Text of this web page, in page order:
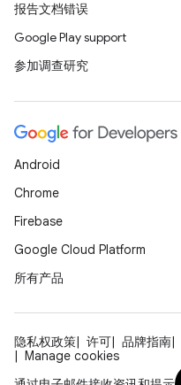
报告文档错误
Google Play support
参加调查研究
Android
Chrome
Firebase
Google Cloud Platform
所有产品
隐私权政策 许可 品牌指南
Manage cookies